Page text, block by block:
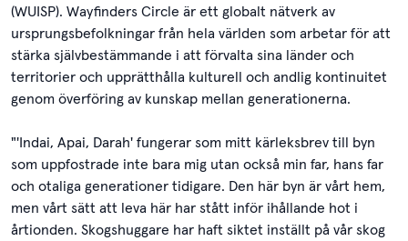
(WUISP). Wayfinders Circle är ett globalt nätverk av
ursprungsbefolkningar från hela världen som arbetar för att
stärka självbestämmande i att förvalta sina länder och
territorier och upprätthålla kulturell och andlig kontinuitet
genom överföring av kunskap mellan generationerna.
"'Indai, Apai, Darah' fungerar som mitt kärleksbrev till byn
som uppfostrade inte bara mig utan också min far, hans far
och otaliga generationer tidigare. Den här byn är vårt hem,
men vårt sätt att leva här har stått inför ihållande hot i
årtionden. Skogshuggare har haft siktet inställt på vår skog